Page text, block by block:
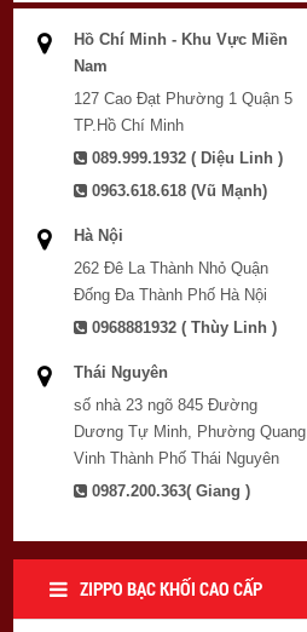
Hồ Chí Minh - Khu Vực Miền
Nam
127 Cao Đạt Phường 1 Quận 5
TP.Hồ Chí Minh
089.999.1932 ( Diệu Linh )
0963.618.618 (Vũ Mạnh)
Hà Nội
262 Đê La Thành Nhỏ Quận
Đống Đa Thành Phố Hà Nội
0968881932 ( Thùy Linh )
Thái Nguyên
số nhà 23 ngõ 845 Đường
Dương Tự Minh, Phường Quang
Vinh Thành Phố Thái Nguyên
0987.200.363( Giang )
ZIPPO BẠC KHỐI CAO CẤP